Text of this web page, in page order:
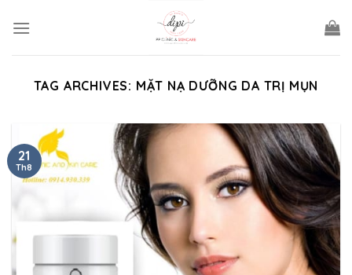
TAG ARCHIVES: MẶT NẠ DƯỠNG DA TRỊ MỤN
21
Th8